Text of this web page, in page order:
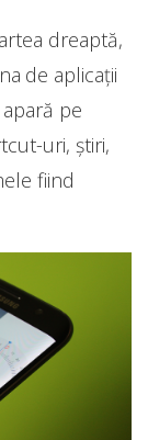
dreaptă,
de aplicații
pe
uri, știri,
fiind